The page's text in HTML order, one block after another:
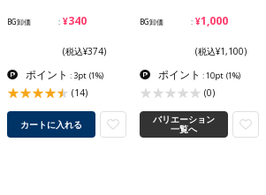
BG卸価 ¥340
(税込¥374)
ポイント : 3pt (1%)
(14)
カートに入れる
BG卸価 ¥1,000
(税込¥1,100)
ポイント : 10pt (1%)
(0)
バリエーション
一覧へ